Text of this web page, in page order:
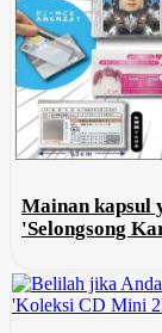
Mainan kapsul
'Selongsong